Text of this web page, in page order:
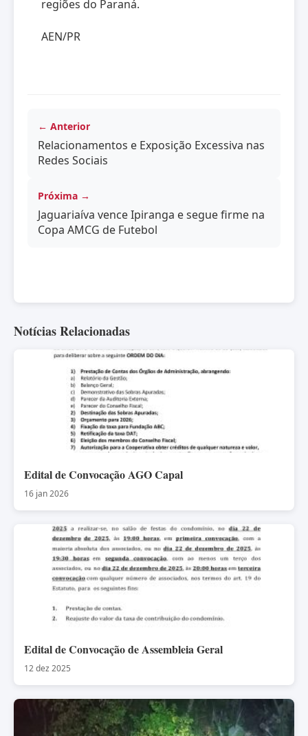
regiões do Paraná.
AEN/PR
← Anterior
Relacionamentos e Exposição Excessiva nas
Redes Sociais
Próxima →
Jaguariaíva vence Ipiranga e segue firme na
Copa AMCG de Futebol
Notícias Relacionadas
Edital de Convocação AGO Capal
16 jan 2026
Edital de Convocação de Assembleia Geral
12 dez 2025